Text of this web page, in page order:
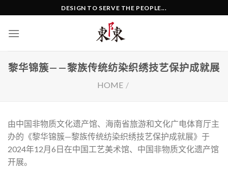
content
DESIGN TO SERVE THE PEOPLE...
黎华锦簇——黎族传统纺染织绣技艺保护成就展
HOME /
由中国非物质文化遗产馆、海南省旅游和文化广电体育厅主
办的《黎华锦簇—黎族传统纺染织绣技艺保护成就展》于
2024年12月6日在中国工艺美术馆、中国非物质文化遗产馆
开展。